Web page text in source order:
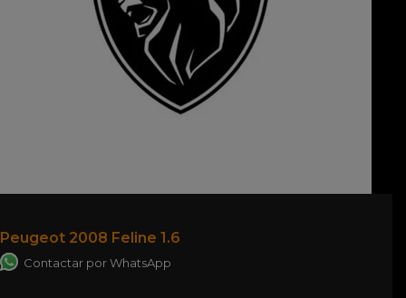
Peugeot 2008 Feline 1.6
Contactar por WhatsApp